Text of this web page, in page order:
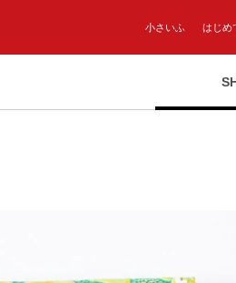
小さいふ はじめ